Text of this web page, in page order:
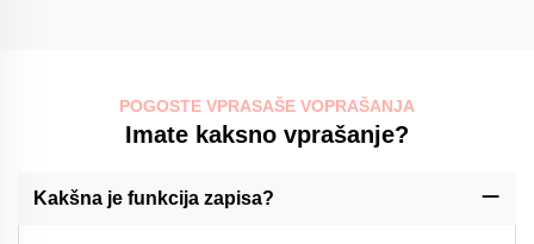
POGOSTE VPRASAŠE VOPRAŠANJA
Imate kaksno vprašanje?
Kakšna je funkcija zapisa?